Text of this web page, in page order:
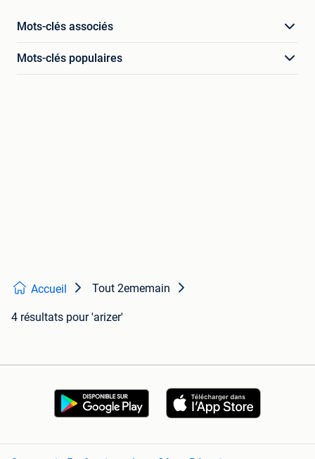
Mots-clés associés
Mots-clés populaires
Accueil Tout 2ememain
4 résultats pour 'arizer'